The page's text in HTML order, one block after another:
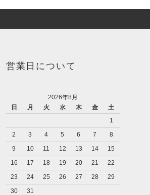
営業日について
2026年8月
日
月 火 水 木 金
土
1
2
3 4 5 6 7
8
9
10 11 12 13 14
15
16
17 18 19 20 21
22
23
24 25 26 27 28
29
30
31